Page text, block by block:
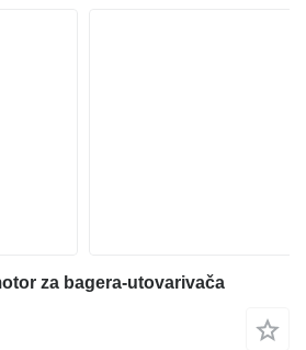
za bagera-utovarivača